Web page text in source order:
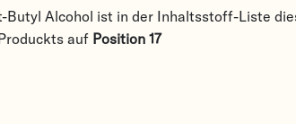
Butyl Alcohol ist in der Inhaltsstoff-Liste
auf Position 17